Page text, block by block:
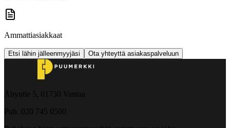
Ammattiasiakkaat
Etsi lähin jälleenmyyjäsi Ota yhteyttä asiakaspalveluun
Åbyntie 5, 01730 Vantaa
Puh. 020 745 0500